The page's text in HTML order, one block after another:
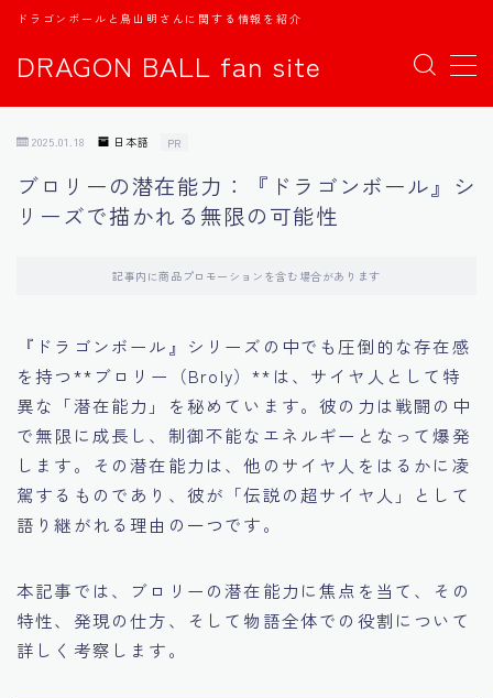
DRAGON BALL fan site
ドラゴンボールと鳥山明さんに関する情報を紹介
MENU
日本語
中文
Español
اللغة العربية
Français
Bahasa Indonesia
Português
2025.01.18 日本語 PR
ブロリーの潜在能力：『ドラゴンボール』シ
リーズで描かれる無限の可能性
記事内に商品プロモーションを含む場合があります
『ドラゴンボール』シリーズの中でも圧倒的な存在感
を持つ**ブロリー（Broly）**は、サイヤ人として特
異な「潜在能力」を秘めています。彼の力は戦闘の中
で無限に成長し、制御不能なエネルギーとなって爆発
します。その潜在能力は、他のサイヤ人をはるかに凌
駕するものであり、彼が「伝説の超サイヤ人」として
語り継がれる理由の一つです。
本記事では、ブロリーの潜在能力に焦点を当て、その
特性、発現の仕方、そして物語全体での役割について
詳しく考察します。